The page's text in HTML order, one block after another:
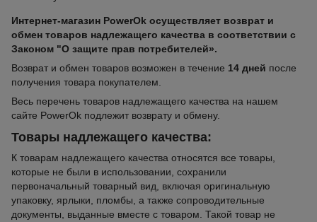
Интернет-магазин PowerOk осуществляет возврат и
обмен товаров надлежащего качества в соответствии с
Законом "О защите прав потребителей».
Возврат и обмен товаров возможен в течение 14 дней после
получения товара покупателем.
Весь перечень товаров надлежащего качества на нашем
сайте PowerOk подлежит возврату и обмену.
Товары надлежащего качества:
К товарам надлежащего качества относятся все товары,
которые не были в использовании, сохранили
первоначальный товарный вид, включая оригинальную
упаковку, ярлыки, пломбы, а также сопроводительные
документы, выданные вместе с товаром. Такой товар не